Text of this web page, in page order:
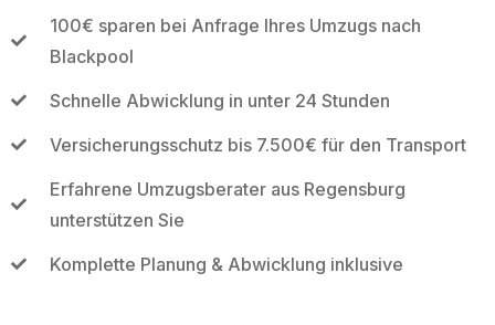
100€ sparen bei Anfrage Ihres Umzugs nach
Blackpool
Schnelle Abwicklung in unter 24 Stunden
Versicherungsschutz bis 7.500€ für den Transport
Erfahrene Umzugsberater aus Regensburg
unterstützen Sie
Komplette Planung & Abwicklung inklusive